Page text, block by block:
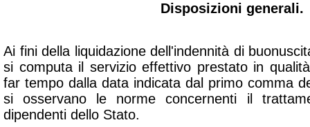
Disposizioni generali.
Ai fini della liquidazione dell'indennità di
si computa il servizio effettivo prestato in
far tempo dalla data indicata dal primo comma
si osservano le norme concernenti il
dipendenti dello Stato.